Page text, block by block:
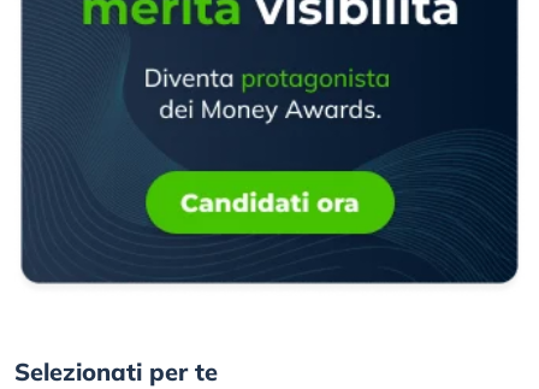
Selezionati per te